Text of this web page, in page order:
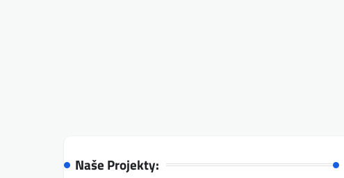
Naše Projekty: